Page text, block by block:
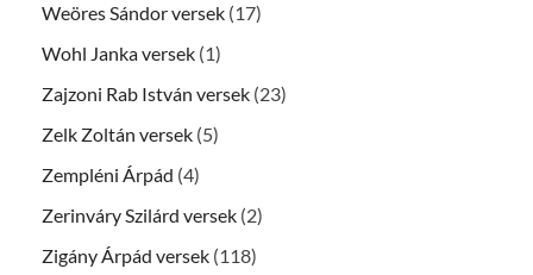
Weöres Sándor versek (17)
Wohl Janka versek (1)
Zajzoni Rab István versek (23)
Zelk Zoltán versek (5)
Zempléni Árpád (4)
Zerinváry Szilárd versek (2)
Zigány Árpád versek (118)